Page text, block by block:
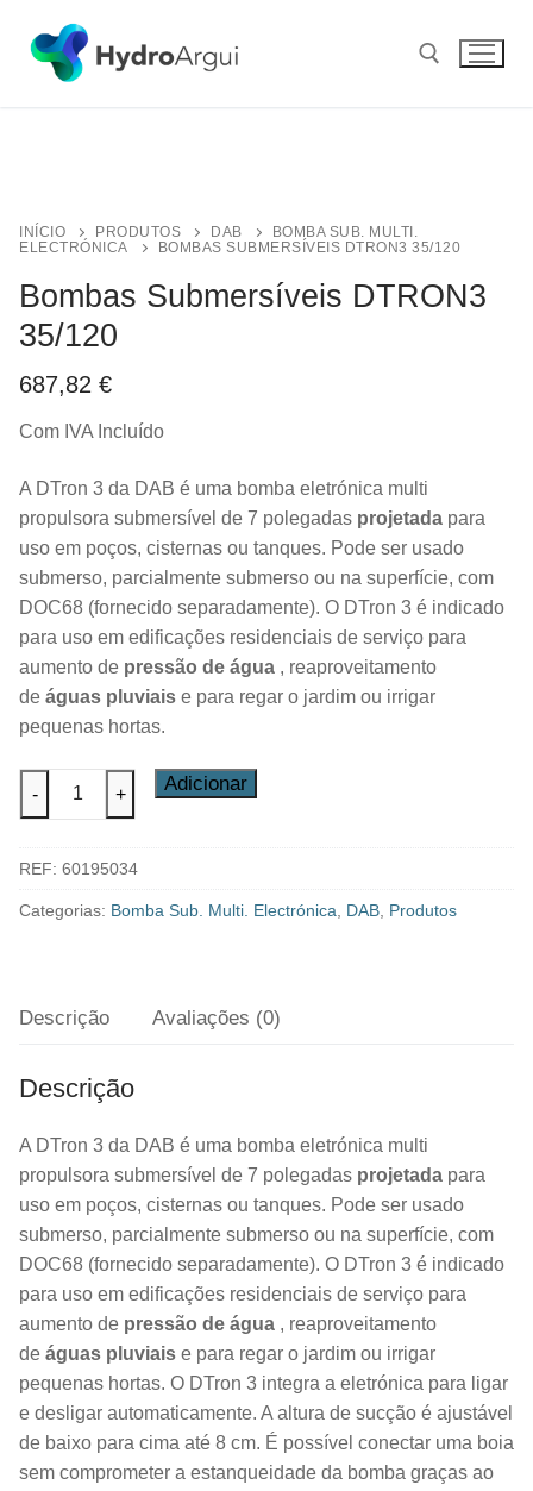
para
conteúdo
INÍCIO PRODUTOS DAB
BOMBA SUB. MULTI.
ELECTRÓNICA
BOMBAS SUBMERSÍVEIS DTRON3 35/120
Bombas Submersíveis DTRON3
35/120
687,82 €
Com IVA Incluído
A DTron 3 da DAB é uma bomba eletrónica multi
propulsora submersível de 7 polegadas projetada para
uso em poços, cisternas ou tanques. Pode ser usado
submerso, parcialmente submerso ou na superfície, com
DOC68 (fornecido separadamente). O DTron 3 é indicado
para uso em edificações residenciais de serviço para
aumento de pressão de água , reaproveitamento
de águas pluviais e para regar o jardim ou irrigar
pequenas hortas.
Quantidade
de
Submersíveis
DTRON3
- + Adicionar
REF: 60195034
Categorias: Bomba Sub. Multi. Electrónica DAB Produtos
Descrição Avaliações (0)
Descrição
A DTron 3 da DAB é uma bomba eletrónica multi
propulsora submersível de 7 polegadas projetada para
uso em poços, cisternas ou tanques. Pode ser usado
submerso, parcialmente submerso ou na superfície, com
DOC68 (fornecido separadamente). O DTron 3 é indicado
para uso em edificações residenciais de serviço para
aumento de pressão de água , reaproveitamento
de águas pluviais e para regar o jardim ou irrigar
pequenas hortas. O DTron 3 integra a eletrónica para ligar
e desligar automaticamente. A altura de sucção é ajustável
de baixo para cima até 8 cm. É possível conectar uma boia
sem comprometer a estanqueidade da bomba graças ao